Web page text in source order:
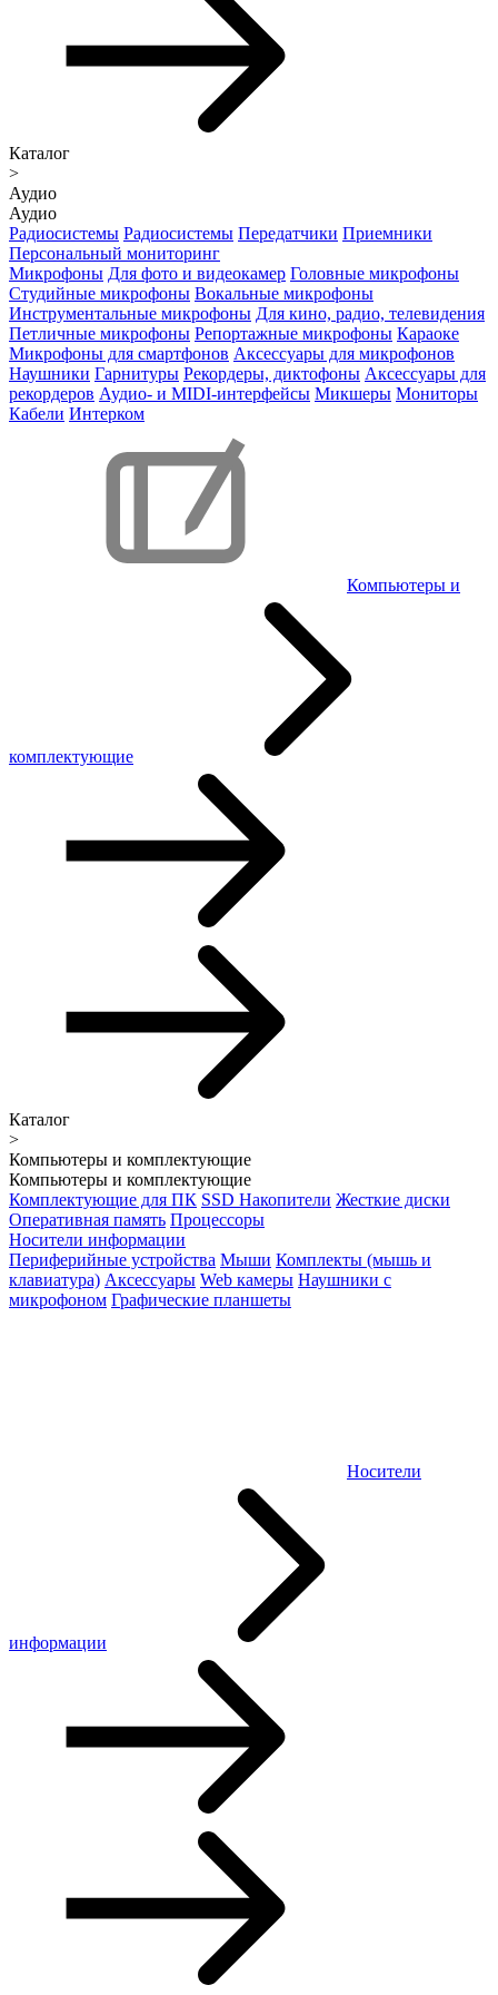
Каталог
>
Аудио
Аудио
Радиосистемы Радиосистемы Передатчики Приемники
Персональный мониторинг
Микрофоны Для фото и видеокамер Головные микрофоны
Студийные микрофоны Вокальные микрофоны
Инструментальные микрофоны Для кино, радио, телевидения
Петличные микрофоны Репортажные микрофоны Караоке
Микрофоны для смартфонов Аксессуары для микрофонов
Наушники Гарнитуры Рекордеры, диктофоны Аксессуары для
рекордеров Аудио- и MIDI-интерфейсы Микшеры Мониторы
Кабели Интерком
Компьютеры и
комплектующие
Каталог
>
Компьютеры и комплектующие
Компьютеры и комплектующие
Комплектующие для ПК SSD Накопители Жесткие диски
Оперативная память Процессоры
Носители информации
Периферийные устройства Мыши Комплекты (мышь и
клавиатура) Аксессуары Web камеры Наушники с
микрофоном Графические планшеты
Носители
информации